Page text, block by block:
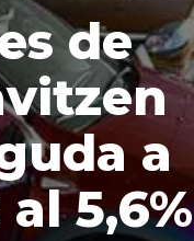
de
a
5,6%